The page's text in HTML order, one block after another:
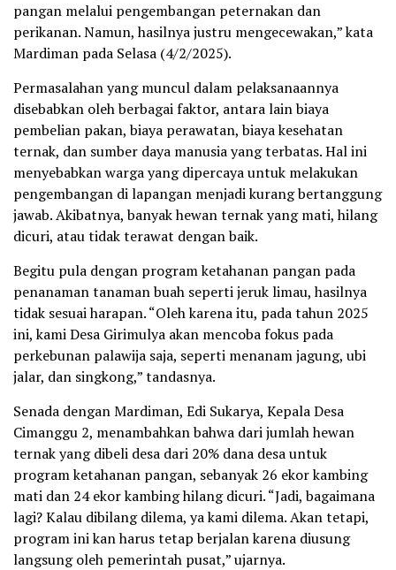
pangan melalui pengembangan peternakan dan
perikanan. Namun, hasilnya justru mengecewakan,” kata
Mardiman pada Selasa (4/2/2025).
Permasalahan yang muncul dalam pelaksanaannya
disebabkan oleh berbagai faktor, antara lain biaya
pembelian pakan, biaya perawatan, biaya kesehatan
ternak, dan sumber daya manusia yang terbatas. Hal ini
menyebabkan warga yang dipercaya untuk melakukan
pengembangan di lapangan menjadi kurang bertanggung
jawab. Akibatnya, banyak hewan ternak yang mati, hilang
dicuri, atau tidak terawat dengan baik.
Begitu pula dengan program ketahanan pangan pada
penanaman tanaman buah seperti jeruk limau, hasilnya
tidak sesuai harapan. “Oleh karena itu, pada tahun 2025
ini, kami Desa Girimulya akan mencoba fokus pada
perkebunan palawija saja, seperti menanam jagung, ubi
jalar, dan singkong,” tandasnya.
Senada dengan Mardiman, Edi Sukarya, Kepala Desa
Cimanggu 2, menambahkan bahwa dari jumlah hewan
ternak yang dibeli desa dari 20% dana desa untuk
program ketahanan pangan, sebanyak 26 ekor kambing
mati dan 24 ekor kambing hilang dicuri. “Jadi, bagaimana
lagi? Kalau dibilang dilema, ya kami dilema. Akan tetapi,
program ini kan harus tetap berjalan karena diusung
langsung oleh pemerintah pusat,” ujarnya.